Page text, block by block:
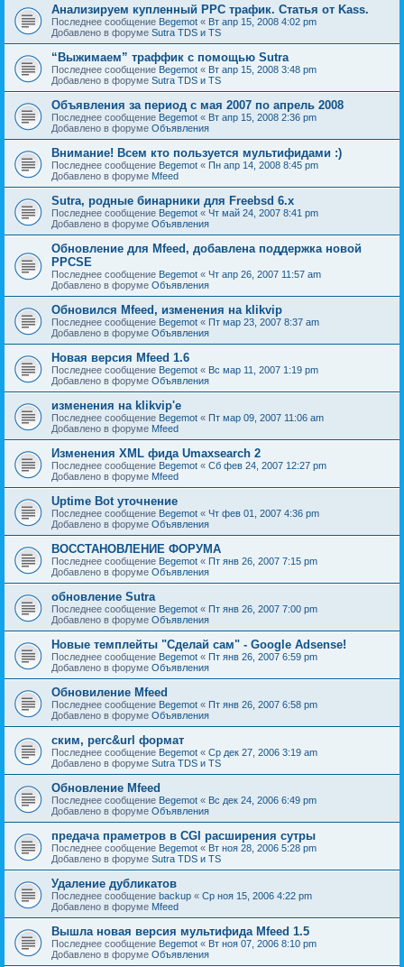
Анализируем купленный PPC трафик. Статья от Kass.
Последнее сообщение Begemot « Вт апр 15, 2008 4:02 pm
Добавлено в форуме Sutra TDS и TS
“Выжимаем” траффик с помощью Sutra
Последнее сообщение Begemot « Вт апр 15, 2008 3:48 pm
Добавлено в форуме Sutra TDS и TS
Объявления за период с мая 2007 по апрель 2008
Последнее сообщение Begemot « Вт апр 15, 2008 2:36 pm
Добавлено в форуме Объявления
Внимание! Всем кто пользуется мультифидами :)
Последнее сообщение Begemot « Пн апр 14, 2008 8:45 pm
Добавлено в форуме Mfeed
Sutra, родные бинарники для Freebsd 6.x
Последнее сообщение Begemot « Чт май 24, 2007 8:41 pm
Добавлено в форуме Объявления
Обновление для Mfeed, добавлена поддержка новой
PPCSE
Последнее сообщение Begemot « Чт апр 26, 2007 11:57 am
Добавлено в форуме Объявления
Обновился Mfeed, изменения на klikvip
Последнее сообщение Begemot « Пт мар 23, 2007 8:37 am
Добавлено в форуме Объявления
Новая версия Mfeed 1.6
Последнее сообщение Begemot « Вс мар 11, 2007 1:19 pm
Добавлено в форуме Объявления
изменения на klikvip'е
Последнее сообщение Begemot « Пт мар 09, 2007 11:06 am
Добавлено в форуме Mfeed
Изменения XML фида Umaxsearch 2
Последнее сообщение Begemot « Сб фев 24, 2007 12:27 pm
Добавлено в форуме Mfeed
Uptime Bot уточнение
Последнее сообщение Begemot « Чт фев 01, 2007 4:36 pm
Добавлено в форуме Объявления
ВОССТАНОВЛЕНИЕ ФОРУМА
Последнее сообщение Begemot « Пт янв 26, 2007 7:15 pm
Добавлено в форуме Объявления
обновление Sutra
Последнее сообщение Begemot « Пт янв 26, 2007 7:00 pm
Добавлено в форуме Объявления
Новые темплейты "Cделай сам" - Google Adsense!
Последнее сообщение Begemot « Пт янв 26, 2007 6:59 pm
Добавлено в форуме Объявления
Обновиление Mfeed
Последнее сообщение Begemot « Пт янв 26, 2007 6:58 pm
Добавлено в форуме Объявления
ским, perc&url формат
Последнее сообщение Begemot « Ср дек 27, 2006 3:19 am
Добавлено в форуме Sutra TDS и TS
Обновление Mfeed
Последнее сообщение Begemot « Вс дек 24, 2006 6:49 pm
Добавлено в форуме Объявления
предача праметров в CGI расширения сутры
Последнее сообщение Begemot « Вт ноя 28, 2006 5:28 pm
Добавлено в форуме Sutra TDS и TS
Удаление дубликатов
Последнее сообщение backup « Ср ноя 15, 2006 4:22 pm
Добавлено в форуме Mfeed
Вышла новая версия мультифида Mfeed 1.5
Последнее сообщение Begemot « Вт ноя 07, 2006 8:10 pm
Добавлено в форуме Объявления